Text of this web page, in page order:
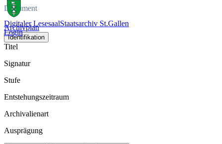
Digitaler LesesaalStaatsarchiv St.Gallen
Login
Dokument
Archivplan
Identifikation
Titel
Signatur
Stufe
Entstehungszeitraum
Archivalienart
Ausprägung